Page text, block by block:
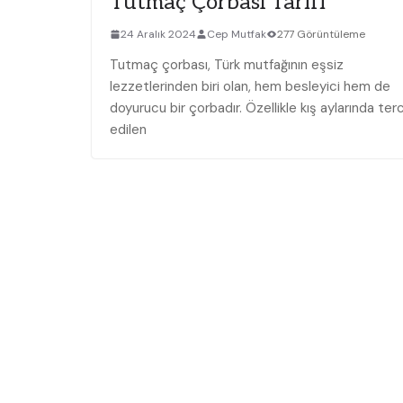
24 Aralık 2024 Cep Mutfak 277 Görüntüleme
Tutmaç çorbası, Türk mutfağının⁤ eşsiz
lezzetlerinden biri olan, hem besleyici hem⁣ de
doyurucu bir çorbadır. Özellikle kış‌ aylarında
edilen